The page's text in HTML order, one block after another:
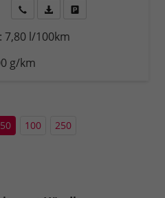
Rückruf PDF-Datei, Fahrzeugexposé
7,80 l/100km
g/km
50 100 250